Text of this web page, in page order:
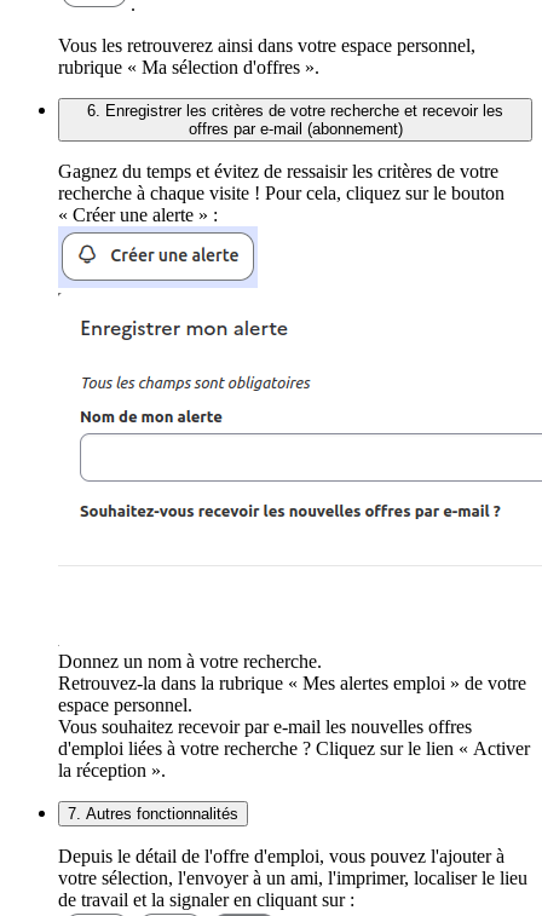
.
Vous les retrouverez ainsi dans votre espace personnel,
rubrique « Ma sélection d'offres ».
6. Enregistrer les critères de votre recherche et recevoir les
offres par e-mail (abonnement)
Gagnez du temps et évitez de ressaisir les critères de votre
recherche à chaque visite ! Pour cela, cliquez sur le bouton
« Créer une alerte » :
Donnez un nom à votre recherche.
Retrouvez-la dans la rubrique « Mes alertes emploi » de votre
espace personnel.
Vous souhaitez recevoir par e-mail les nouvelles offres
d'emploi liées à votre recherche ? Cliquez sur le lien « Activer
la réception ».
7. Autres fonctionnalités
Depuis le détail de l'offre d'emploi, vous pouvez l'ajouter à
votre sélection, l'envoyer à un ami, l'imprimer, localiser le lieu
de travail et la signaler en cliquant sur :